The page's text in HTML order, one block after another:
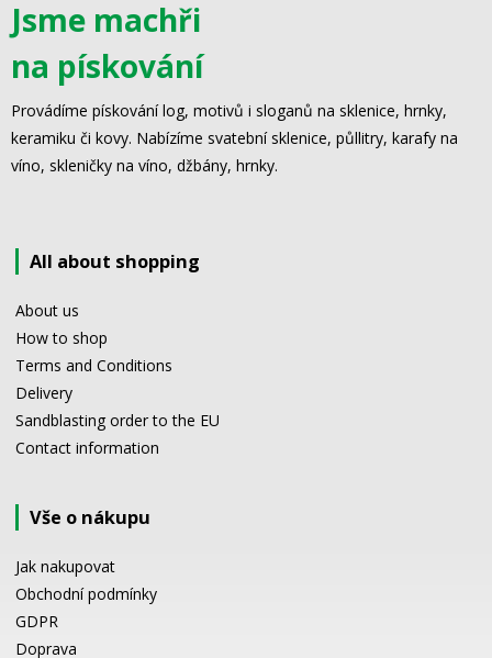
Jsme machři
na pískování
Provádíme pískování log, motivů i sloganů na sklenice, hrnky,
keramiku či kovy. Nabízíme svatební sklenice, půllitry, karafy na
víno, skleničky na víno, džbány, hrnky.
All about shopping
About us
How to shop
Terms and Conditions
Delivery
Sandblasting order to the EU
Contact information
Vše o nákupu
Jak nakupovat
Obchodní podmínky
GDPR
Doprava